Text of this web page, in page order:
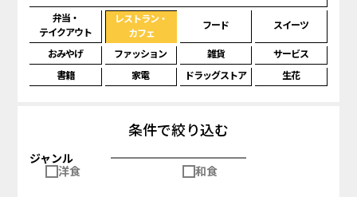
弁当・
テイクアウト
レストラン・
カフェ
フード スイーツ
おみやげ ファッション 雑貨
サービス
書籍
家電 ドラッグストア 生花
条件で絞り込む
ジャンル
洋食
和食